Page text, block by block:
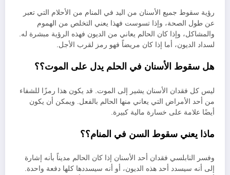
رؤية سقوط جميع الأسنان من اليد في المنام من الأحلام التي تعبر
عن طول الصحة، وإذا تسوست فهذا يعني التخلص من الهموم
والمشاكل، وإذا كان الحالم يعاني من الديون فهذه الرؤية مبشرة له.
لسداد الديون، أما إذا كان مريضاً فهو رمز لقرب الأجل.
هل سقوط الأسنان في الحلم يدل على الموت؟؟
ليس كل فقدان الأسنان يشير إلى الموت. قد يكون هذا رمزًا للشفاء
من أحد الأمراض التي يعاني منها الحالم بالفعل. ويمكن أن يكون
أيضًا علامة على خسارة مالية كبيرة.
ماذا يعني سقوط السن في المنام؟؟
وفسر النابلسي فقدان أحد الأسنان إذا كان الحالم مديناً بأنه إشارة
إلى أنه سيسدد أحد هذه الديون، أو أنه سيسددها كلها دفعة واحدة.